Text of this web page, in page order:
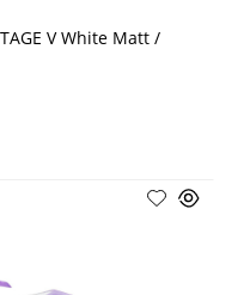
V White Matt /